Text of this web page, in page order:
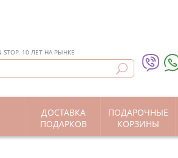
10 ЛЕТ НА РЫНКЕ
ДОСТАВКА
ПОДАРКОВ
ПОДАРОЧНЫЕ
КОРЗИНЫ